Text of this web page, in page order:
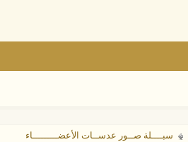
سبــــلة صــور عدســات الأعضـــــــــاء